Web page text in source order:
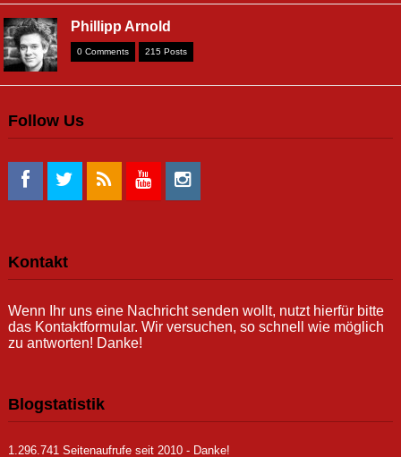
Phillipp Arnold
0 Comments 215 Posts
Follow Us
Kontakt
Wenn Ihr uns eine Nachricht senden wollt, nutzt hierfür bitte
das Kontaktformular. Wir versuchen, so schnell wie möglich
zu antworten! Danke!
Blogstatistik
1.296.741 Seitenaufrufe seit 2010 - Danke!